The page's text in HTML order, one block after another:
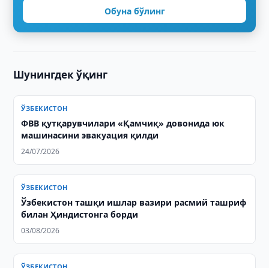
Обуна бўлинг
Шунингдек ўқинг
ЎЗБЕКИСТОН
ФВВ қутқарувчилари «Қамчиқ» довонида юк
машинасини эвакуация қилди
24/07/2026
ЎЗБЕКИСТОН
Ўзбекистон ташқи ишлар вазири расмий ташриф
билан Ҳиндистонга борди
03/08/2026